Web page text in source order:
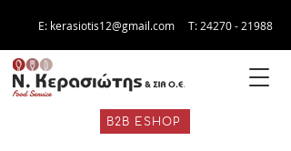
E: kerasiotis12@gmail.com Τ: 24270 - 21988
B2B ESHOP